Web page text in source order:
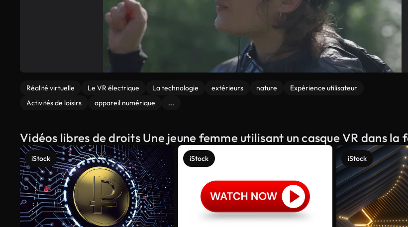
Réalité virtuelle Le VR électrique La technologie extérieurs nature
Expérience utilisateur
Activités de loisirs
appareil numérique ...
Vidéos libres de droits Une jeune femme utilisant un casque VR dans la
iStock iStock iStock